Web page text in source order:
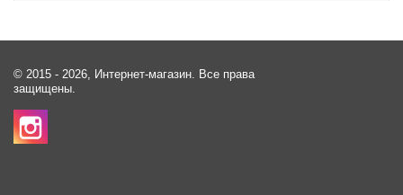
© 2015 - 2026, Интернет-магазин. Все права
защищены.